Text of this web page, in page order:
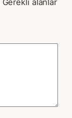
Gerekli alanlar